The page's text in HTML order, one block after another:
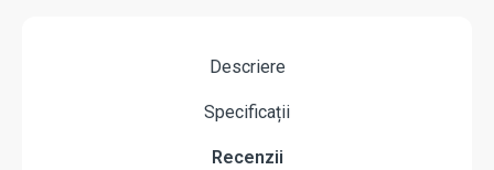
Descriere
Specificații
Recenzii